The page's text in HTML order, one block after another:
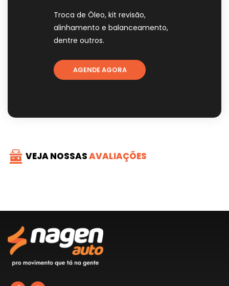
Troca de Óleo, kit revisão,
alinhamento e balanceamento,
dentre outros.
AGENDE AGORA
VEJA NOSSASAVALIAÇÕES